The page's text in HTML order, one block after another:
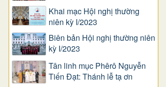
Khai mạc Hội nghị thường
niên kỳ I/2023
Biên bản Hội nghị thường niên
kỳ I/2023
Tân linh mục Phêrô Nguyễn
Tiến Đạt: Thánh lễ tạ ơn